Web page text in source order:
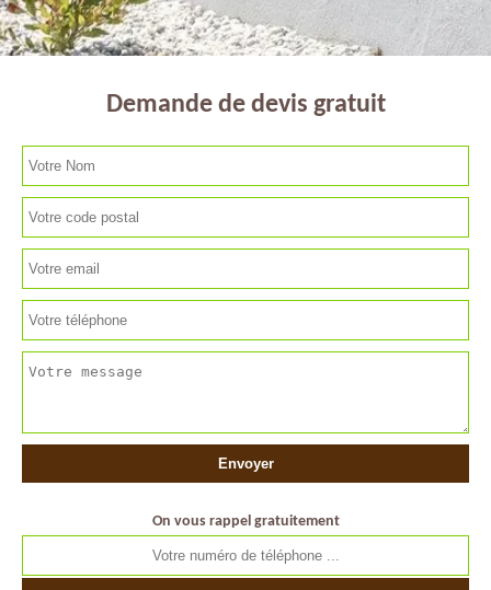
Demande de devis gratuit
On vous rappel gratuitement